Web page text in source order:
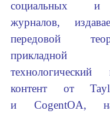
социальных и
журналов,
передовой
контент от
и CogentOA,